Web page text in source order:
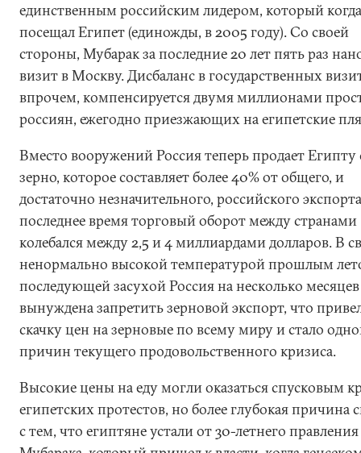
единственным российским лидером, который
посещал Египет (единожды, в 2005 году). Со своей
стороны, Мубарак за последние 20 лет пять раз
визит в Москву. Дисбаланс в государственных
впрочем, компенсируется двумя миллионами
россиян, ежегодно приезжающих на египетские
Вместо вооружений Россия теперь продает Египту
зерно, которое составляет более 40% от общего, и
достаточно незначительного, российского
последнее время торговый оборот между странами
колебался между 2,5 и 4 миллиардами долларов. В
ненормально высокой температурой прошлым
последующей засухой Россия на несколько
вынуждена запретить зерновой экспорт, что
скачку цен на зерновые по всему миру и стало
причин текущего продовольственного кризиса.
Высокие цены на еду могли оказаться спусковым
египетских протестов, но более глубокая причина
с тем, что египтяне устали от 30-летнего правления